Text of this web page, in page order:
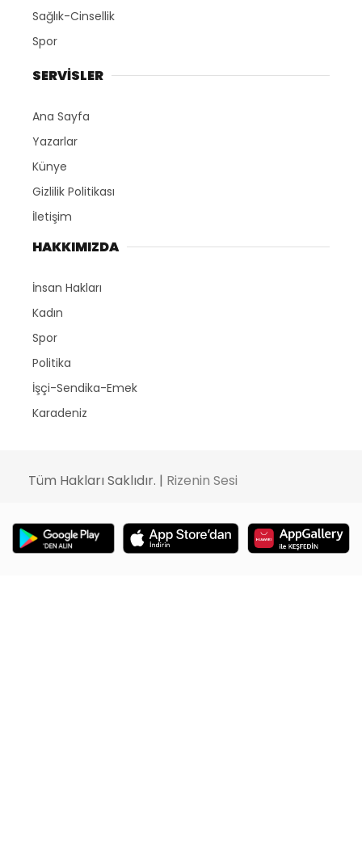
Sağlık-Cinsellik
Spor
SERVİSLER
Ana Sayfa
Yazarlar
Künye
Gizlilik Politikası
İletişim
HAKKIMIZDA
İnsan Hakları
Kadın
Spor
Politika
İşçi-Sendika-Emek
Karadeniz
Tüm Hakları Saklıdır. | Rizenin Sesi